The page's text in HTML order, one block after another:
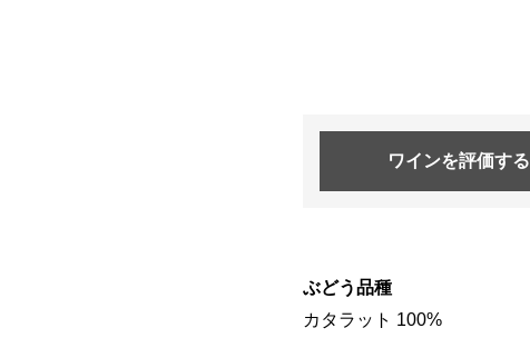
ワインを評価する
ぶどう品種
カタラット 100%